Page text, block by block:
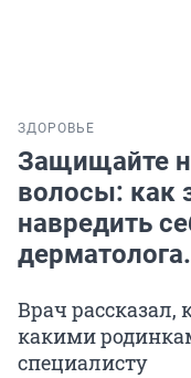
ЗДОРОВЬЕ
Защищайте
волосы: как
навредить
Врач рассказал,
какими
специалисту